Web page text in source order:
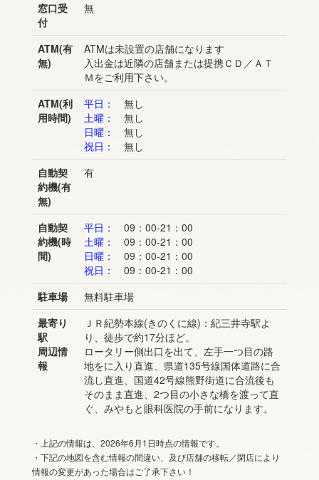
窓口受
付
無
ATM(有
無)
ATMは未設置の店舗になります
入出金は近隣の店舗または提携ＣＤ／ＡＴ
Ｍをご利用下さい。
ATM(利
用時間)
平日：
無し
土曜：
無し
日曜：
無し
祝日：
無し
自動契
約機(有
無)
有
自動契
約機(時
間)
平日：
09：00-21：00
土曜：
09：00-21：00
日曜：
09：00-21：00
祝日：
09：00-21：00
駐車場
無料駐車場
最寄り
駅
周辺情
報
ＪＲ紀勢本線(きのくに線)：紀三井寺駅よ
り、徒歩で約17分ほど。
ロータリー側出口を出て、左手一つ目の路
地をに入り直進、県道135号線国体道路に合
流し直進、国道42号線熊野街道に合流後も
そのまま直進、2つ目の小さな橋を渡って直
ぐ、みやもと眼科医院の手前になります。
・上記の情報は、2026年6月1日時点の情報です。
・下記の地図を含む情報の間違い、及び店舗の移転／閉店により
情報の変更があった場合はご了承下さい！